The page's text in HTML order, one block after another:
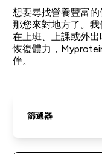
想要尋找營養豐富
那您來對地方了。
在上班、上課或外
恢復體力，
伴。
篩選器